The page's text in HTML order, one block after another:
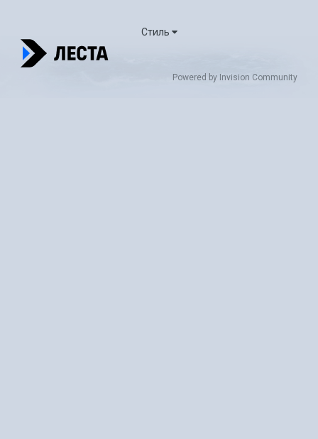
Стиль
Powered by Invision Community